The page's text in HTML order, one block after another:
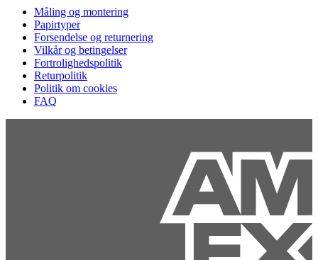
Måling og montering
Papirtyper
Forsendelse og returnering
Vilkår og betingelser
Fortrolighedspolitik
Returpolitik
Politik om cookies
FAQ